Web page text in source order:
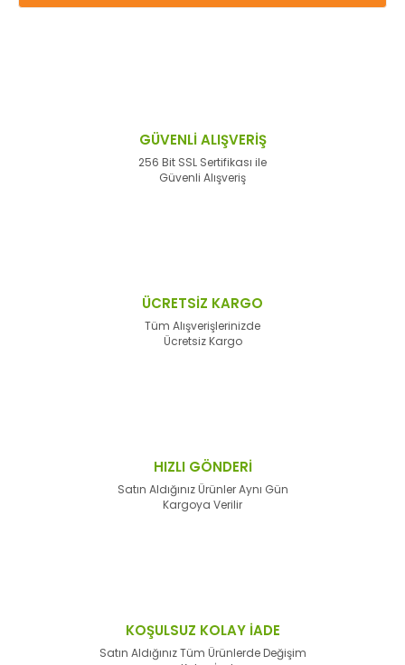
GÜVENLİ ALIŞVERİŞ
256 Bit SSL Sertifikası ile
Güvenli Alışveriş
ÜCRETSİZ KARGO
Tüm Alışverişlerinizde
Ücretsiz Kargo
HIZLI GÖNDERİ
Satın Aldığınız Ürünler Aynı Gün
Kargoya Verilir
KOŞULSUZ KOLAY İADE
Satın Aldığınız Tüm Ürünlerde Değişim